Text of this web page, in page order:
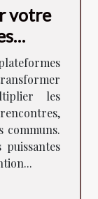
votre
les
communs.
puissantes